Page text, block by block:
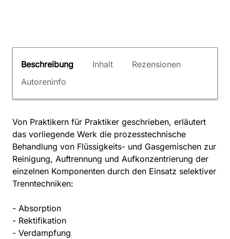
Beschreibung Inhalt
Rezensionen
Autoreninfo
Von Praktikern für Praktiker geschrieben, erläutert
das vorliegende Werk die prozesstechnische
Behandlung von Flüssigkeits- und Gasgemischen zur
Reinigung, Auftrennung und Aufkonzentrierung der
einzelnen Komponenten durch den Einsatz selektiver
Trenntechniken:
- Absorption
- Rektifikation
- Verdampfung